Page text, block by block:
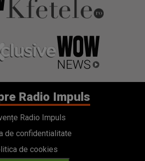
Radio Impuls
Radio Impuls
de confidentialitate
de cookies